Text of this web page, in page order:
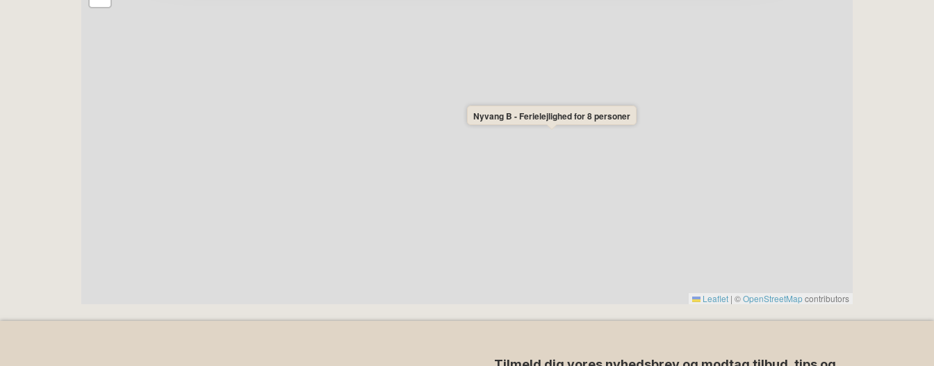
Nyvang B - Ferielejlighed for 8 personer
Leaflet | ©OpenStreetMapcontributors